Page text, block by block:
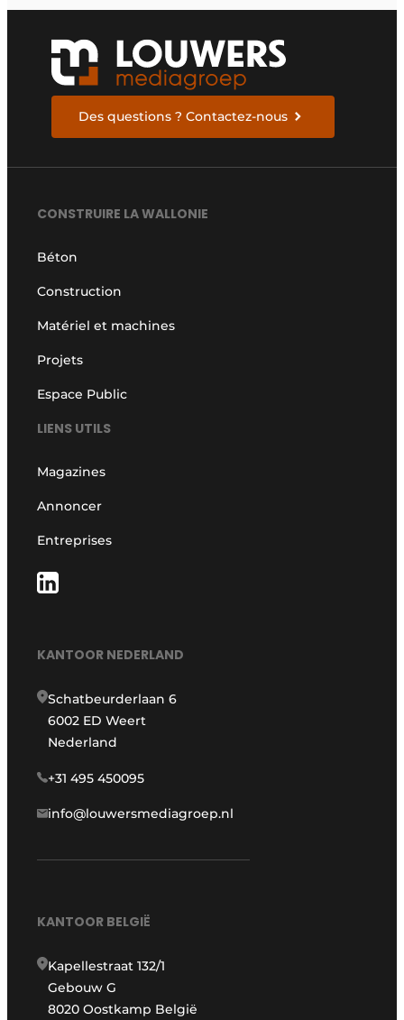
Des questions ? Contactez-nous
CONSTRUIRE LA WALLONIE
Béton
Construction
Matériel et machines
Projets
Espace Public
LIENS UTILS
Magazines
Annoncer
Entreprises
KANTOOR NEDERLAND
Schatbeurderlaan 6
6002 ED Weert
Nederland
+31 495 450095
info@louwersmediagroep.nl
KANTOOR BELGIË
Kapellestraat 132/1
Gebouw G
8020 Oostkamp België